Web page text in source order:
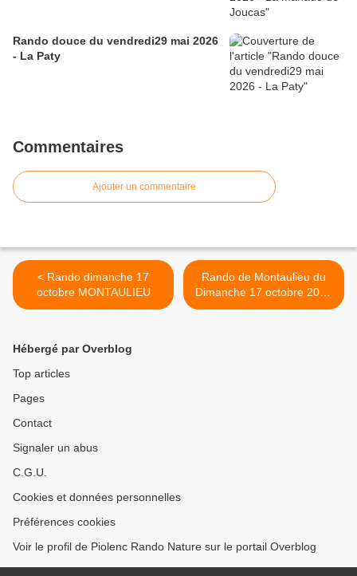
Rando douce du vendredi29 mai 2026
- La Paty
Commentaires
Ajouter un commentaire
< Rando dimanche 17
octobre MONTAULIEU
Rando de Montaulieu du
Dimanche 17 octobre 2021
>
Hébergé par Overblog
Top articles
Pages
Contact
Signaler un abus
C.G.U.
Cookies et données personnelles
Préférences cookies
Voir le profil de Piolenc Rando Nature sur le portail Overblog